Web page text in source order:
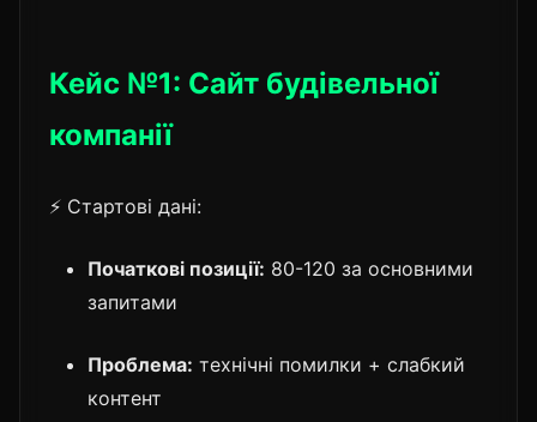
Кейс №1: Сайт будівельної
компанії
⚡ Стартові дані:
Початкові позиції: 80-120 за основними
запитами
Проблема: технічні помилки + слабкий
контент